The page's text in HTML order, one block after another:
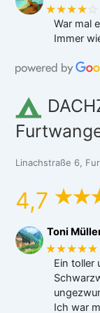
★★★★☆
War mal
Immer
Linachstraße 6,
4,7
Toni
★★★★★
Ein toller
Ich war